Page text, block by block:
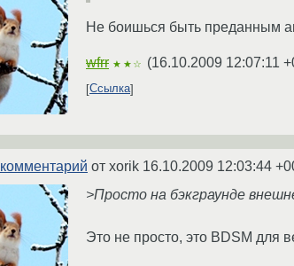
Не боишься быть преданным
wfrr ★★☆ (16.10.2009 12:07:11
Ссылка
комментарий от xorik 16.10.2009 12:03:44
>Просто на бэкграунде
Это не просто, это BDSM для